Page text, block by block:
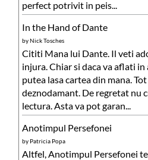
perfect potrivit in peis...
In the Hand of Dante
byNick Tosches
Cititi Mana lui Dante. Il veti
injura. Chiar si daca va aflati
putea lasa cartea din mana.
deznodamant. De regretat nu
lectura. Asta va pot garan...
Anotimpul Persefonei
by Patricia Popa
Altfel, Anotimpul Persefonei